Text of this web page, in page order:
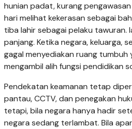
hunian padat, kurang
hari melihat kekerasan sebagai
tiba lahir sebagai pelaku tawuran.
panjang. Ketika negara, keluarga,
gagal menyediakan ruang tumbuh
mengambil alih fungsi pendidikan
Pendekatan keamanan tetap
pantau, CCTV, dan penegakan
tetapi, bila negara hanya hadir
negara sedang terlambat. Bila